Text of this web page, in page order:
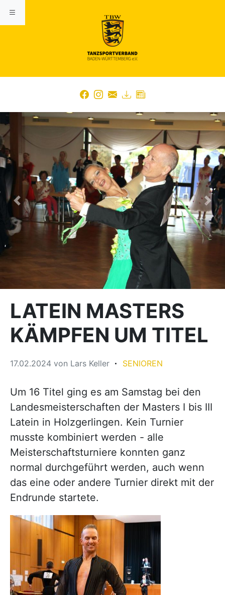
Previous Next
LATEIN MASTERS
KÄMPFEN UM TITEL
17.02.2024 von Lars Keller SENIOREN
Um 16 Titel ging es am Samstag bei den
Landesmeisterschaften der Masters I bis III
Latein in Holzgerlingen. Kein Turnier
musste kombiniert werden - alle
Meisterschaftsturniere konnten ganz
normal durchgeführt werden, auch wenn
das eine oder andere Turnier direkt mit der
Endrunde startete.